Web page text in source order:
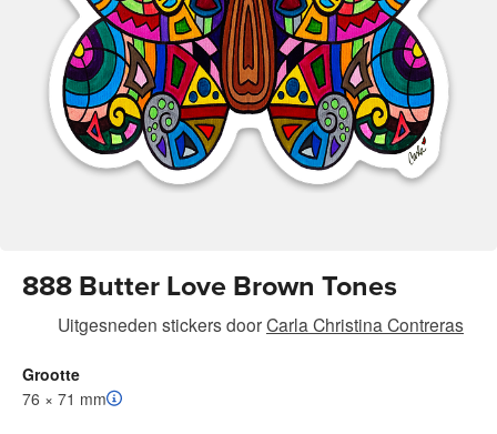
888 Butter Love Brown Tones
Uitgesneden stickersdoorCarla Christina Contreras
Grootte
76 × 71 mm